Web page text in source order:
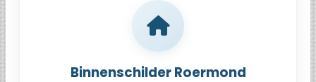
Binnenschilder Roermond